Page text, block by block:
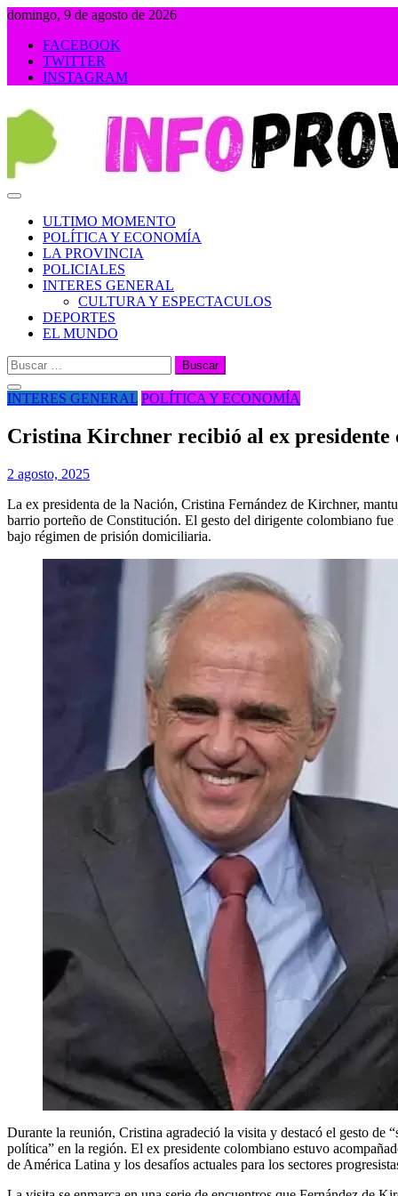
Saltar
contenido
domingo, 9 de agosto de 2026
FACEBOOK
TWITTER
INSTAGRAM
ULTIMO MOMENTO
POLÍTICA Y ECONOMÍA
LA PROVINCIA
POLICIALES
INTERES GENERAL
CULTURA Y ESPECTACULOS
DEPORTES
EL MUNDO
Buscar:
INTERES GENERAL POLÍTICA Y ECONOMÍA
Cristina Kirchner recibió al ex presidente
2 agosto, 2025
La ex presidenta de la Nación, Cristina Fernández de Kirchner,
barrio porteño de Constitución. El gesto del dirigente colombiano
bajo régimen de prisión domiciliaria.
Durante la reunión, Cristina agradeció la visita y destacó el gesto de
política” en la región. El ex presidente colombiano estuvo
de América Latina y los desafíos actuales para los sectores